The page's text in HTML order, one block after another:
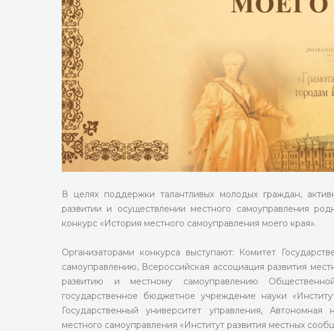
В целях поддержки талантливых молодых граждан,
развитии и осуществлении местного самоуправления
конкурс «История местного самоуправления моего края».
Организаторами конкурса выступают: Комитет
самоуправлению, Всероссийская ассоциация развития
развитию и местному самоуправлению
государственное бюджетное учреждение науки
Государственный университет управления,
местного самоуправления «Институт развития местных